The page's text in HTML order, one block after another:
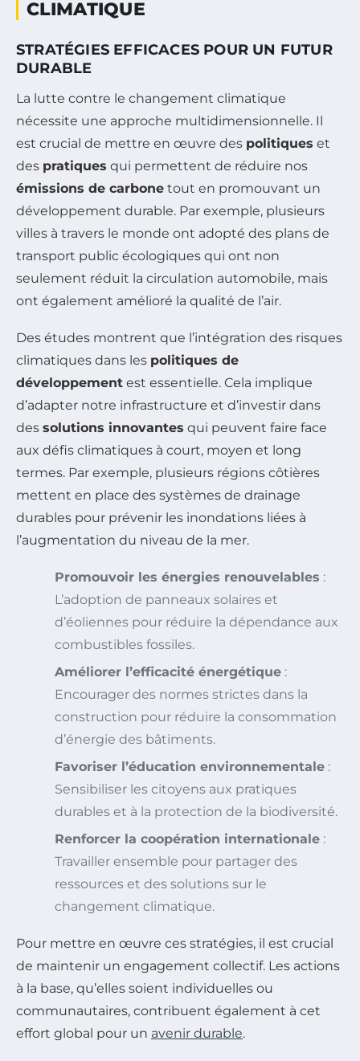
CLIMATIQUE
STRATÉGIES EFFICACES POUR UN FUTUR
DURABLE
La lutte contre le changement climatique
nécessite une approche multidimensionnelle. Il
est crucial de mettre en œuvre des politiques et
des pratiques qui permettent de réduire nos
émissions de carbone tout en promouvant un
développement durable. Par exemple, plusieurs
villes à travers le monde ont adopté des plans de
transport public écologiques qui ont non
seulement réduit la circulation automobile, mais
ont également amélioré la qualité de l’air.
Des études montrent que l’intégration des risques
climatiques dans les politiques de
développement est essentielle. Cela implique
d’adapter notre infrastructure et d’investir dans
des solutions innovantes qui peuvent faire face
aux défis climatiques à court, moyen et long
termes. Par exemple, plusieurs régions côtières
mettent en place des systèmes de drainage
durables pour prévenir les inondations liées à
l’augmentation du niveau de la mer.
Promouvoir les énergies renouvelables :
L’adoption de panneaux solaires et
d’éoliennes pour réduire la dépendance aux
combustibles fossiles.
Améliorer l’efficacité énergétique :
Encourager des normes strictes dans la
construction pour réduire la consommation
d’énergie des bâtiments.
Favoriser l’éducation environnementale :
Sensibiliser les citoyens aux pratiques
durables et à la protection de la biodiversité.
Renforcer la coopération internationale :
Travailler ensemble pour partager des
ressources et des solutions sur le
changement climatique.
Pour mettre en œuvre ces stratégies, il est crucial
de maintenir un engagement collectif. Les actions
à la base, qu’elles soient individuelles ou
communautaires, contribuent également à cet
effort global pour un avenir durable.